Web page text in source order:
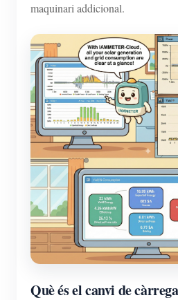
maquinari addicional.
Què és el canvi de